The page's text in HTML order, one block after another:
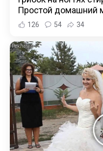
Простой домашний
126 54 34